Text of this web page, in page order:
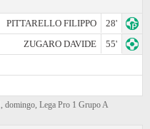
PITTARELLO FILIPPO
28'
ZUGARO DAVIDE
55'
domingo, Lega Pro 1 Grupo A